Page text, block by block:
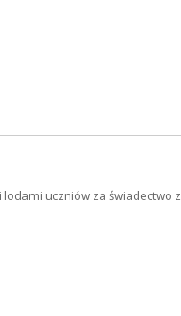
uczniów za świadectwo z